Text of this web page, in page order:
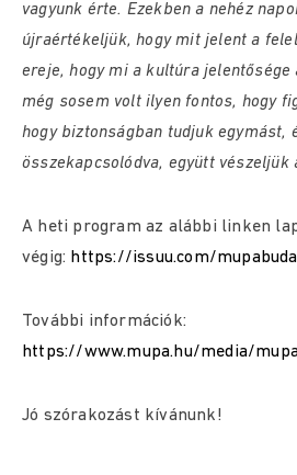
vagyunk érte. Ezekben a nehéz
újraértékeljük, hogy mit jelent a
ereje, hogy mi a kultúra jelentősége
még sosem volt ilyen fontos, hogy
hogy biztonságban tudjuk egymást,
összekapcsolódva, együtt vészeljük
A heti program az alábbi linken
végig: https://issuu.com/
További információk:
https://www.mupa.hu/media/
Jó szórakozást kívánunk!